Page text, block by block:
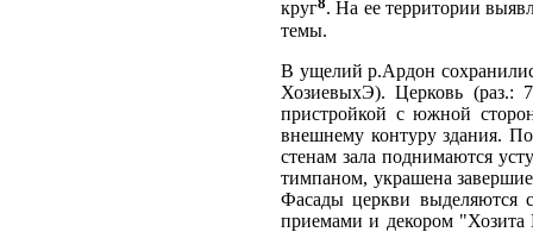
круг . На ее территории
темы.
В ущелий р.Ардон
ХозиевыхЭ). Церковь (раз.:
пристройкой с южной
внешнему контуру здания.
стенам зала поднимаются
тимпаном, украшена
Фасады церкви выделяются
приемами и декором "Хозита